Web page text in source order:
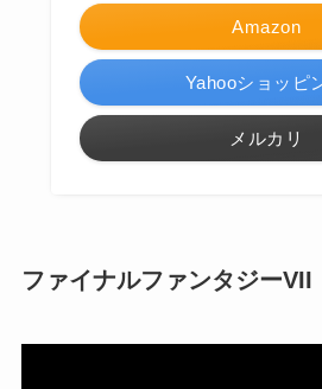
Amazon
Yahooショッピ
メルカリ
ファイナルファンタジーVII